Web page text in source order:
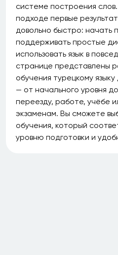
системе построения
подходе первые
довольно быстро: начать
поддерживать простые
использовать язык в
странице представлены
обучения турецкому
— от начального уровня
переезду, работе, учёбе
экзаменам. Вы сможете
обучения, который
уровню подготовки и